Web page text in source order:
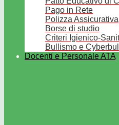
Pago in Rete
Polizza Assicurativa
Borse di studio
Criteri Igienico-
Bullismo e
Docenti e Personale ATA